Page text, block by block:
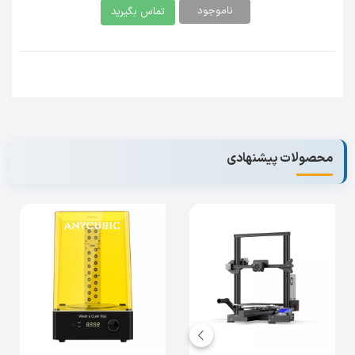
یک چاپگر حرفه ای با قیمت بسیار
است. درخانواده Ender Creality
مدل هایی
همچونEnder 3 ،Ender 3 Pro و Ender 3 Max
نیز
وجود دارند که می توانید مشخصات فنی و توصیحات
دستگاه را بررسی نمایید.
از نگاه متخصصان و کاربران
Ender 3 V2
یک چاپگر به روز، خوش ساخت با
بدنه مستحکم می باشد. این پرینتر یک محصول
ناموجود تماس بگیرید
محصولات پیشنهادی